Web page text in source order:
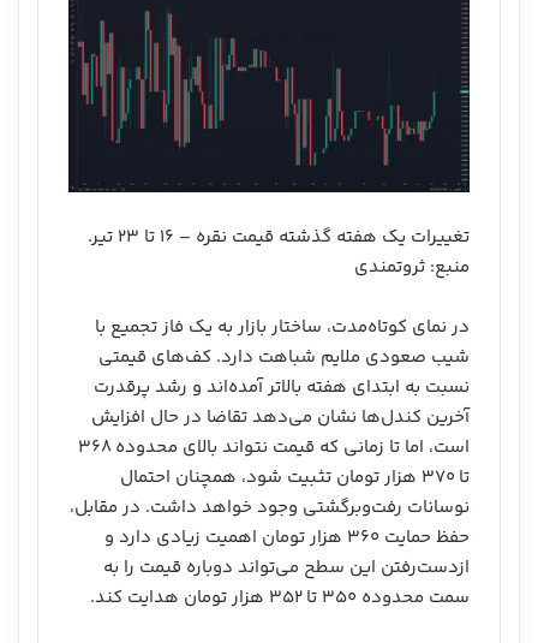
تغییرات یک هفته گذشته قیمت نقره – ۱۶ تا ۲۳ تیر.
منبع: ثروتمندی
در نمای کوتاه‌مدت، ساختار بازار به یک فاز تجمیع با
شیب صعودی ملایم شباهت دارد. کف‌های قیمتی
نسبت به ابتدای هفته بالاتر آمده‌اند و رشد پرقدرت
آخرین کندل‌ها نشان می‌دهد تقاضا در حال افزایش
است، اما تا زمانی که قیمت نتواند بالای محدوده ۳۶۸
تا ۳۷۰ هزار تومان تثبیت شود، همچنان احتمال
نوسانات رفت‌وبرگشتی وجود خواهد داشت. در مقابل،
حفظ حمایت ۳۶۰ هزار تومان اهمیت زیادی دارد و
ازدست‌رفتن این سطح می‌تواند دوباره قیمت را به
سمت محدوده ۳۵۰ تا ۳۵۲ هزار تومان هدایت کند.